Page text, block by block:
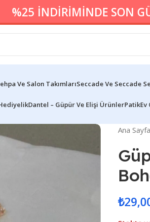
%25 İNDİRİMİNDE SON
Ve Salon TakımlarıSeccade Ve Seccade
Dantel – Güpür Ve Elişi ÜrünlerPatik
Ana Sayfa
₺